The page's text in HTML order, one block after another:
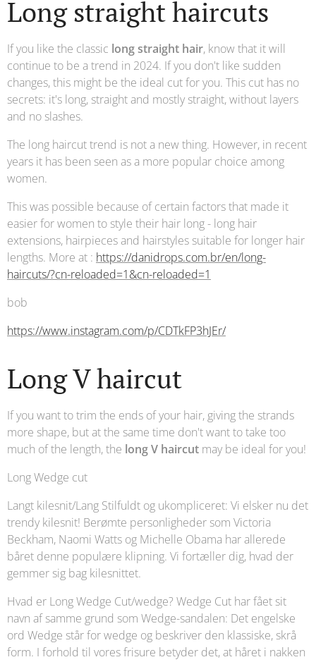
Long straight haircuts
If you like the classic long straight hair, know that it will
continue to be a trend in 2024. If you don't like sudden
changes, this might be the ideal cut for you. This cut has no
secrets: it's long, straight and mostly straight, without layers
and no slashes.
The long haircut trend is not a new thing. However, in recent
years it has been seen as a more popular choice among
women.
This was possible because of certain factors that made it
easier for women to style their hair long - long hair
extensions, hairpieces and hairstyles suitable for longer hair
lengths. More at : https://danidrops.com.br/en/long-
haircuts/?cn-reloaded=1&cn-reloaded=1
bob
https://www.instagram.com/p/CDTkFP3hJEr/
Long V haircut
If you want to trim the ends of your hair, giving the strands
more shape, but at the same time don't want to take too
much of the length, the long V haircut may be ideal for you!
Long Wedge cut
Langt kilesnit/Lang Stilfuldt og ukompliceret: Vi elsker nu det
trendy kilesnit! Berømte personligheder som Victoria
Beckham, Naomi Watts og Michelle Obama har allerede
båret denne populære klipning. Vi fortæller dig, hvad der
gemmer sig bag kilesnittet.
Hvad er Long Wedge Cut/wedge? Wedge Cut har fået sit
navn af samme grund som Wedge-sandalen: Det engelske
ord Wedge står for wedge og beskriver den klassiske, skrå
form. I forhold til vores frisure betyder det, at håret i nakken